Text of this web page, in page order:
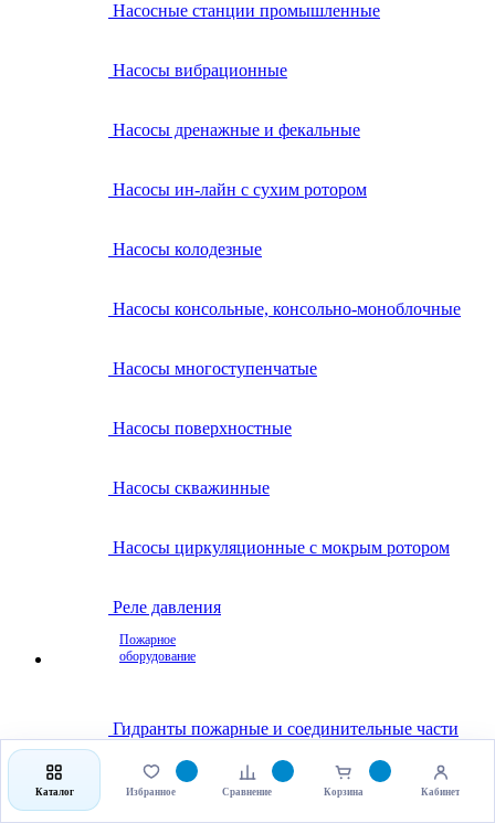
Насосные станции промышленные
Насосы вибрационные
Насосы дренажные и фекальные
Насосы ин-лайн с сухим ротором
Насосы колодезные
Насосы консольные, консольно-моноблочные
Насосы многоступенчатые
Насосы поверхностные
Насосы скважинные
Насосы циркуляционные с мокрым ротором
Реле давления
Пожарное
оборудование
Гидранты пожарные и соединительные части
Клапаны пожарные
Каталог Избранное Сравнение Корзина Кабинет